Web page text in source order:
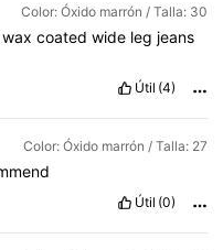
Color: Óxido marrón / Talla: 30
waxcoatedwide leg jeans
Útil (4)
Color: Óxido marrón / Talla: 27
Útil (0)